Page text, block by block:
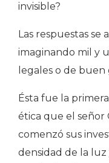
invisible?
Las respuestas se
imaginando mil y
legales o de buen
Ésta fue la
ética que el señor
comenzó sus
densidad de la luz